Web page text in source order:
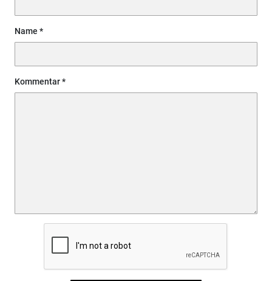
Name
Kommentar